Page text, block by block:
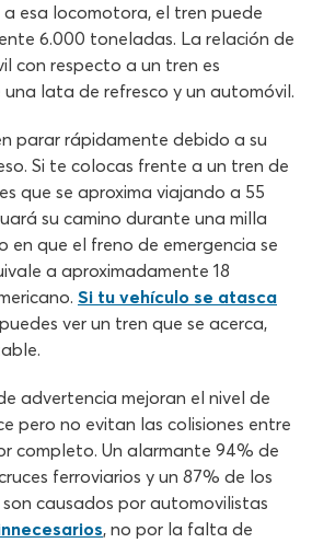
esa locomotora, el tren puede
6.000 toneladas. La relación de
con respecto a un tren es
lata de refresco y un automóvil.
parar rápidamente debido a su
Si te colocas frente a un tren de
que se aproxima viajando a 55
su camino durante una milla
que el freno de emergencia se
a aproximadamente 18
Si tu vehículo se atasca
ver un tren que se acerca,
advertencia mejoran el nivel de
pero no evitan las colisiones entre
completo. Un alarmante 94% de
ferroviarios y un 87% de los
causados por automovilistas
, no por la falta de